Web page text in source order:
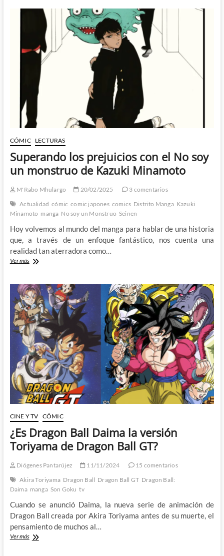
Satoshi
Recordando
a
grandes
CÓMIC LECTURAS
Superando los prejuicios con el No soy
un monstruo de Kazuki Minamoto
M'Rabo Mhulargo 20/02/2025
3 comentarios
Actualidad cómic comic japones comics Distrito Manga Kazuki
Minamoto manga No soy un Monstruo Seinen
Hoy volvemos al mundo del manga para hablar de una historia
que, a través de un enfoque fantástico, nos cuenta una
realidad tan aterradora como…
Ver másSuperando
con
el
No
soy
un
monstruo
de
Kazuki
Minamoto
CINE Y TV CÓMIC
¿Es Dragon Ball Daima la versión
Toriyama de Dragon Ball GT?
Diógenes Pantarújez 11/11/2024
15 comentarios
Akira Toriyama Dragon Ball Dragon Ball GT Dragon Ball:
Daima manga Son Goku tv
Cuando se anunció Daima, la nueva serie de animación de
Dragon Ball creada por Akira Toriyama antes de su muerte, el
pensamiento de muchos al…
Ver más¿Es